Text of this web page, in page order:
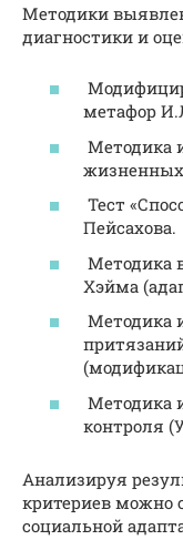
Методики
диагностики и
метафор
Методика
Тест
Пейсахова.
Методика
Хэйма
Методика
Методика
контроля
Анализируя
критериев можно
социальной